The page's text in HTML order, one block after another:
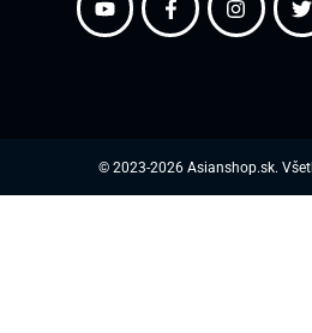
© 2023-2026 Asianshop.sk.